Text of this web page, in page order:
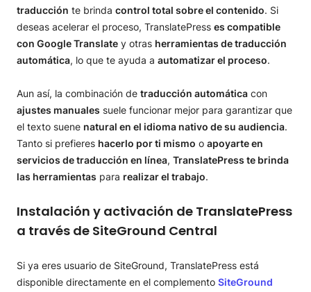
traducción te brinda control total sobre el contenido. Si
deseas acelerar el proceso, TranslatePress es compatible
con Google Translate y otras herramientas de traducción
automática, lo que te ayuda a automatizar el proceso.
Aun así, la combinación de traducción automática con
ajustes manuales suele funcionar mejor para garantizar que
el texto suene natural en el idioma nativo de su audiencia.
Tanto si prefieres hacerlo por ti mismo o apoyarte en
servicios de traducción en línea, TranslatePress te brinda
las herramientas para realizar el trabajo.
Instalación y activación de TranslatePress
a través de SiteGround Central
Si ya eres usuario de SiteGround, TranslatePress está
disponible directamente en el complemento SiteGround